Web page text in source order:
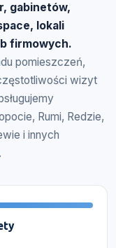
gabinetów,
lokali
firmowych.
pomieszczeń,
wizyt
Rumi, Redzie,
i innych